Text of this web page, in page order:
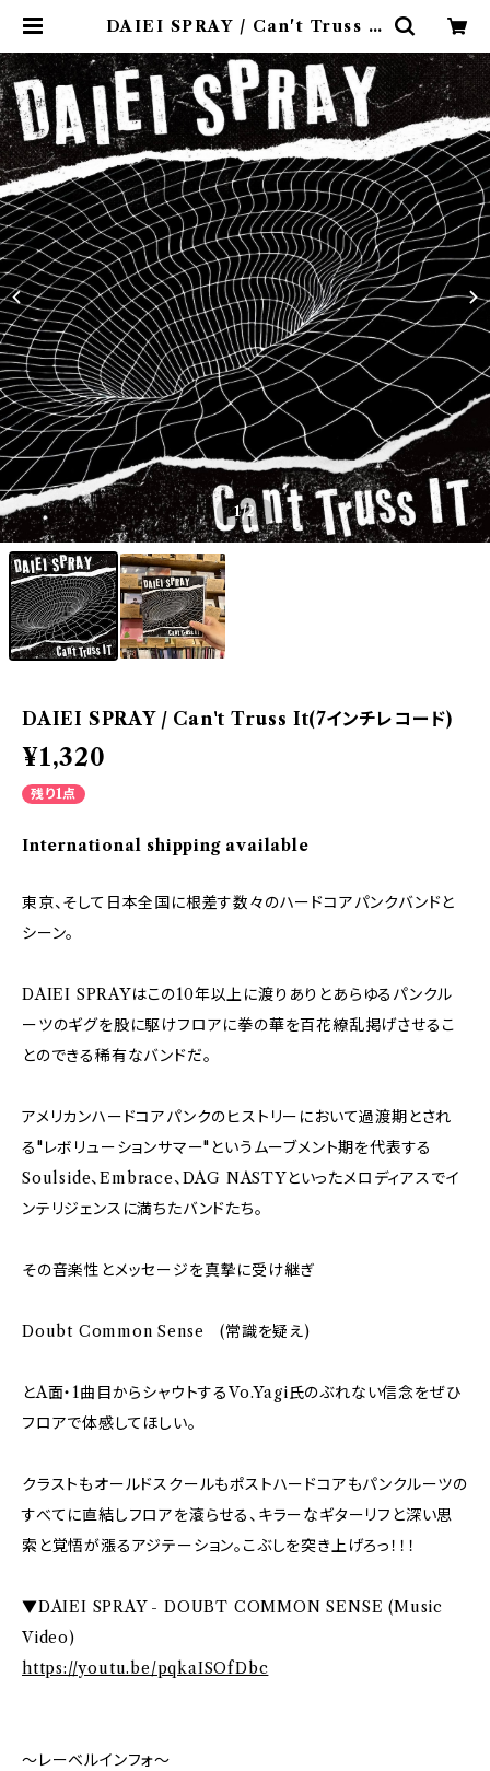
DAIEI SPRAY / Can't Truss It
o
1/2
DAIEI SPRAY / Can't Truss It(7インチレコード)
¥1,320
残り1点
International shipping available
東京、そして日本全国に根差す数々のハードコアパンクバンドと
シーン。
DAIEI SPRAYはこの10年以上に渡りありとあらゆるパンクル
ーツのギグを股に駆けフロアに拳の華を百花繚乱掲げさせるこ
とのできる稀有なバンドだ。
アメリカンハードコアパンクのヒストリーにおいて過渡期とされ
る"レボリューションサマー"というムーブメント期を代表する
Soulside、Embrace、DAG NASTYといったメロディアスでイ
ンテリジェンスに満ちたバンドたち。
その音楽性とメッセージを真摯に受け継ぎ
Doubt Common Sense (常識を疑え)
とA面・1曲目からシャウトするVo.Yagi氏のぶれない信念をぜひ
フロアで体感してほしい。
クラストもオールドスクールもポストハードコアもパンクルーツの
すべてに直結しフロアを滾らせる、キラーなギターリフと深い思
索と覚悟が漲るアジテーション。こぶしを突き上げろっ！！！
▼DAIEI SPRAY - DOUBT COMMON SENSE (Music
Video)
https://youtu.be/pqkaISOfDbc
～レーベルインフォ～